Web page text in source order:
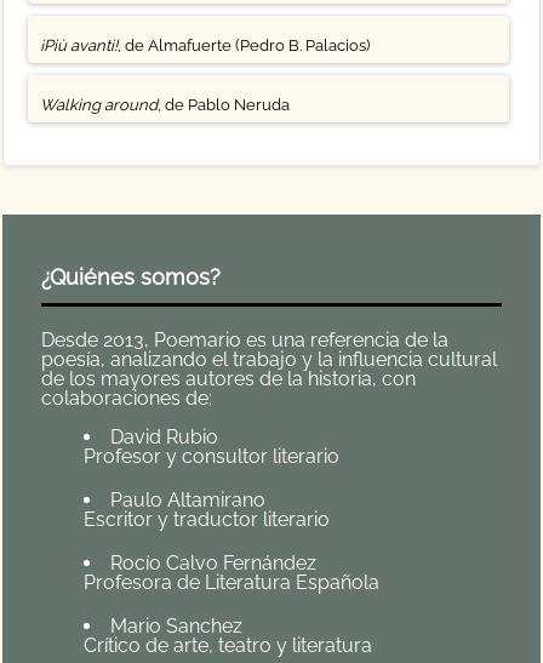
¡Più avanti!, de Almafuerte (Pedro B. Palacios)
Walking around, de Pablo Neruda
¿Quiénes somos?
Desde 2013, Poemario es una referencia de la
poesía, analizando el trabajo y la influencia cultural
de los mayores autores de la historia, con
colaboraciones de:
David Rubio
Profesor y consultor literario
Paulo Altamirano
Escritor y traductor literario
Rocío Calvo Fernández
Profesora de Literatura Española
Mario Sanchez
Crítico de arte, teatro y literatura